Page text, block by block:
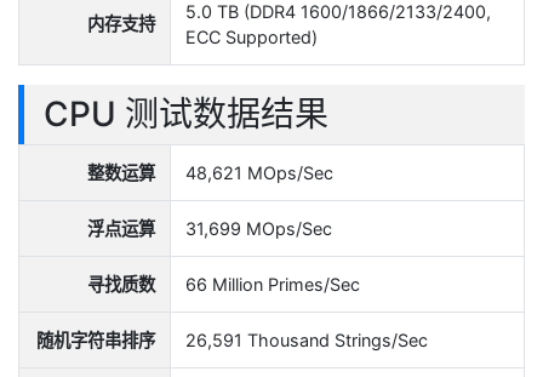
内存支持
5.0 TB (DDR4 1600/1866/2133/2400,
ECC Supported)
CPU 测试数据结果
整数运算 48,621 MOps/Sec
浮点运算 31,699 MOps/Sec
寻找质数 66 Million Primes/Sec
随机字符串排序 26,591 Thousand Strings/Sec